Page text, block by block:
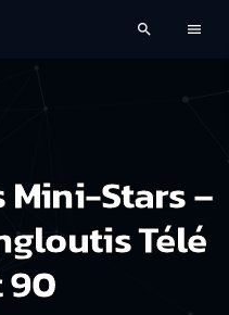
search menu
Mini-Stars –
Télé
90